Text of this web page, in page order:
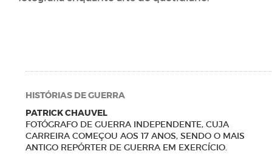
HISTÓRIAS DE GUERRA
PATRICK CHAUVEL
FOTÓGRAFO DE GUERRA INDEPENDENTE, CUJA
CARREIRA COMEÇOU AOS 17 ANOS, SENDO O MAIS
ANTIGO REPÓRTER DE GUERRA EM EXERCÍCIO.